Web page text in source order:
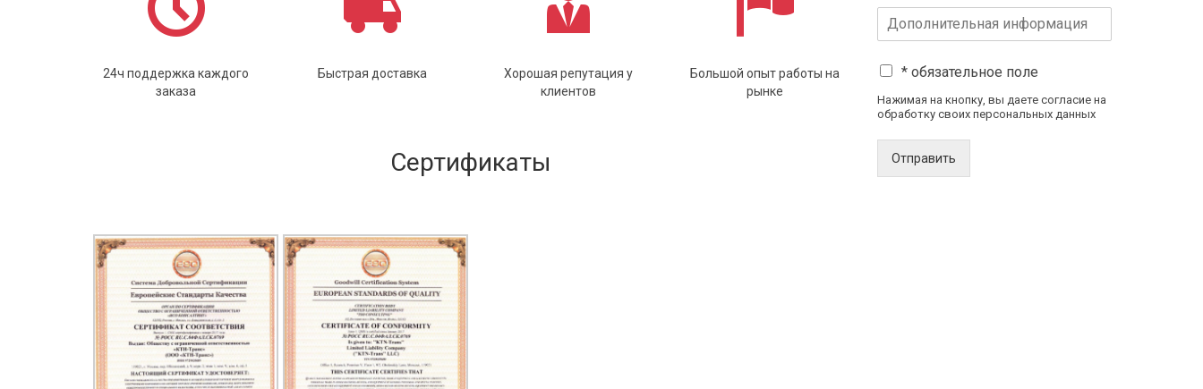
24ч поддержка каждого
заказа
Быстрая доставка
Хорошая репутация у
клиентов
Большой опыт работы на
рынке
Сертификаты
* обязательное поле
Нажимая на кнопку, вы даете согласие на
обработку своих персональных данных
Отправить